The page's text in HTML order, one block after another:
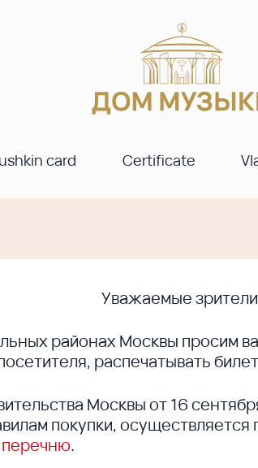
card Certificate
Уважаемые
районах Москвы просим
распечатывать
Москвы от 16
покупки,
.